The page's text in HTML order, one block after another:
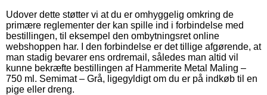
Udover dette støtter vi at du er omhyggelig omkring de
primære reglementer der kan spille ind i forbindelse med
bestillingen, til eksempel den ombytningsret online
webshoppen har. I den forbindelse er det tillige afgørende, at
man stadig bevarer ens ordremail, således man altid vil
kunne bekræfte bestillingen af Hammerite Metal Maling –
750 ml. Semimat – Grå, ligegyldigt om du er på indkøb til en
pige eller dreng.